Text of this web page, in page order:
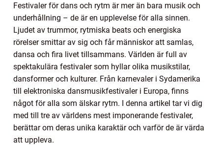
Festivaler för dans och rytm är mer än bara musik och
underhållning – de är en upplevelse för alla sinnen.
Ljudet av trummor, rytmiska beats och energiska
rörelser smittar av sig och får människor att samlas,
dansa och fira livet tillsammans. Världen är full av
spektakulära festivaler som hyllar olika musikstilar,
dansformer och kulturer. Från karnevaler i Sydamerika
till elektroniska dansmusikfestivaler i Europa, finns
något för alla som älskar rytm. I denna artikel tar vi dig
med till tre av världens mest imponerande festivaler,
berättar om deras unika karaktär och varför de är värda
att uppleva.